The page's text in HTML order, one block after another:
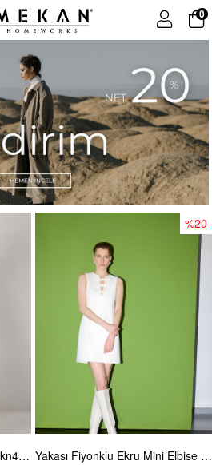
0
Yakası Fiyonklu Ekru Mini Elbise mkn3008